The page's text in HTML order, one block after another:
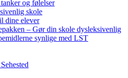
og følelser
skole
dine elever
– Gør din skole dysleksivenlig
synlige med LST